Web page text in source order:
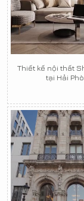
Thiết kế nội thất
tại Hải